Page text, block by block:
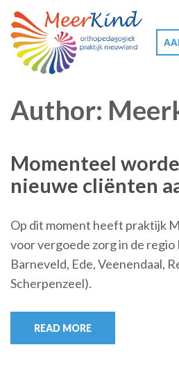
Author:
Momenteel
nieuwe cliënten
Op dit moment heeft praktijk
voor vergoede zorg in de regio
Barneveld, Ede, Veenendaal,
Scherpenzeel).
READ MORE